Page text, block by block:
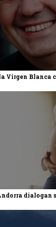
Virgen Blanca
dialogan